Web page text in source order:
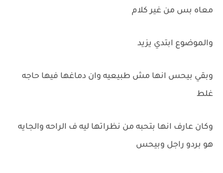
معاه بس من غير كلام
والموضوع ابتدي يزيد
وبقي بيحس انها مش طبيعيه وان دماغها فيها حاجه
غلط
وكان عارف انها بتحبه من نظراتها ليه ف الراحه والجايه
هو بردو راجل وبيحس